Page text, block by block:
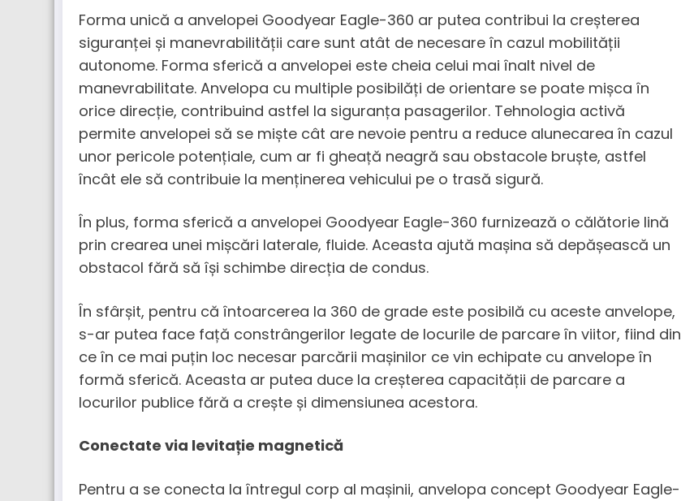
Forma unică a anvelopei Goodyear Eagle-360 ar putea contribui la creșterea
siguranței și manevrabilității care sunt atât de necesare în cazul mobilității
autonome. Forma sferică a anvelopei este cheia celui mai înalt nivel de
manevrabilitate. Anvelopa cu multiple posibilăți de orientare se poate mișca în
orice direcție, contribuind astfel la siguranța pasagerilor. Tehnologia activă
permite anvelopei să se miște cât are nevoie pentru a reduce alunecarea în cazul
unor pericole potențiale, cum ar fi gheață neagră sau obstacole bruște, astfel
încât ele să contribuie la menținerea vehicului pe o trasă sigură.
În plus, forma sferică a anvelopei Goodyear Eagle-360 furnizează o călătorie lină
prin crearea unei mișcări laterale, fluide. Aceasta ajută mașina să depășească un
obstacol fără să își schimbe direcția de condus.
În sfârșit, pentru că întoarcerea la 360 de grade este posibilă cu aceste anvelope,
s-ar putea face față constrângerilor legate de locurile de parcare în viitor, fiind din
ce în ce mai puțin loc necesar parcării mașinilor ce vin echipate cu anvelope în
formă sferică. Aceasta ar putea duce la creșterea capacității de parcare a
locurilor publice fără a crește și dimensiunea acestora.
Conectate via levitație magnetică
Pentru a se conecta la întregul corp al mașinii, anvelopa concept Goodyear Eagle-